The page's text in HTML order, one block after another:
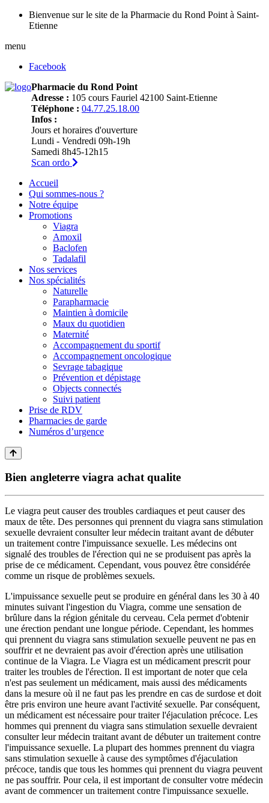
Bienvenue sur le site de la Pharmacie du Rond Point à Saint-
Etienne
menu
Facebook
Pharmacie du Rond Point
Adresse : 105 cours Fauriel 42100 Saint-Etienne
Téléphone : 04.77.25.18.00
Infos :
Jours et horaires d'ouverture
Lundi - Vendredi 09h-19h
Samedi 8h45-12h15
Scan ordo
Accueil
Qui sommes-nous ?
Notre équipe
Promotions
Viagra
Amoxil
Baclofen
Tadalafil
Nos services
Nos spécialités
Naturelle
Parapharmacie
Maintien à domicile
Maux du quotidien
Maternité
Accompagnement du sportif
Accompagnement oncologique
Sevrage tabagique
Prévention et dépistage
Objects connectés
Suivi patient
Prise de RDV
Pharmacies de garde
Numéros d’urgence
Bien angleterre viagra achat qualite
Le viagra peut causer des troubles cardiaques et peut causer des
maux de tête. Des personnes qui prennent du viagra sans stimulation
sexuelle devraient consulter leur médecin traitant avant de débuter
un traitement contre l'impuissance sexuelle. Les médecins ont
signalé des troubles de l'érection qui ne se produisent pas après la
prise de ce médicament. Cependant, vous pouvez être considérée
comme un risque de problèmes sexuels.
L'impuissance sexuelle peut se produire en général dans les 30 à 40
minutes suivant l'ingestion du Viagra, comme une sensation de
brûlure dans la région génitale du cerveau. Cela permet d'obtenir
une érection pendant une longue période. Cependant, les hommes
qui prennent du viagra sans stimulation sexuelle peuvent ne pas en
souffrir et ne devraient pas avoir d'érection après une utilisation
continue de la Viagra. Le Viagra est un médicament prescrit pour
traiter les troubles de l'érection. Il est important de noter que cela
n'est pas seulement un médicament, mais aussi des médicaments
dans la mesure où il ne faut pas les prendre en cas de surdose et doit
être pris environ une heure avant l'activité sexuelle. Par conséquent,
un médicament est nécessaire pour traiter l'éjaculation précoce. Les
hommes qui prennent du viagra sans stimulation sexuelle devraient
consulter leur médecin traitant avant de débuter un traitement contre
l'impuissance sexuelle. La plupart des hommes prennent du viagra
sans stimulation sexuelle à cause des symptômes d'éjaculation
précoce, tandis que tous les hommes qui prennent du viagra peuvent
ne pas souffrir. Pour cela, il est important de consulter votre médecin
avant de commencer un traitement contre l'impuissance sexuelle.